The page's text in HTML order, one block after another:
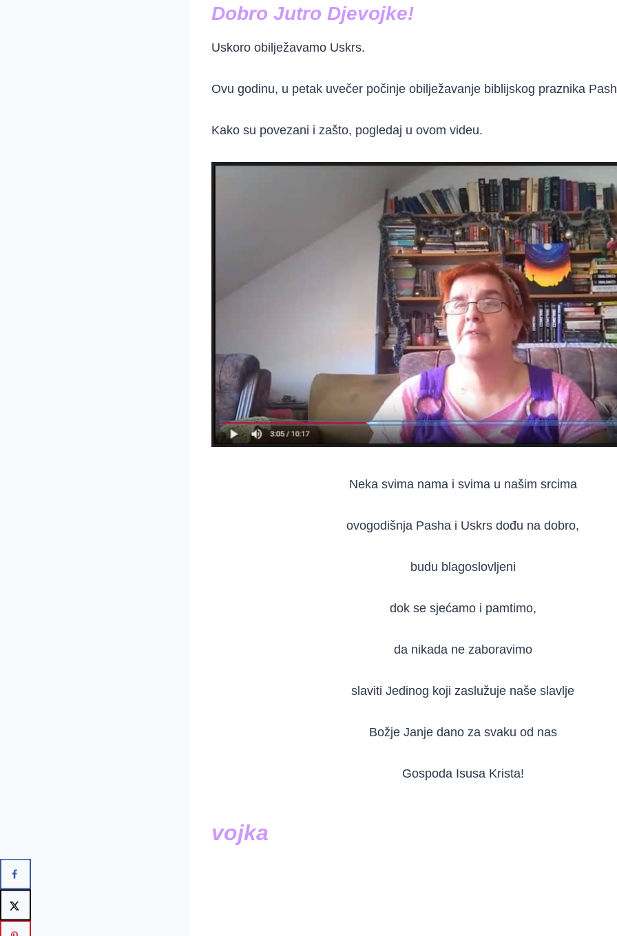
Dobro Jutro Djevojke!
Uskoro obilježavamo Uskrs.
Ovu godinu, u petak uvečer počinje obilježavanje biblijskog praznika
Kako su povezani i zašto, pogledaj u ovom videu.
Neka svima nama i svima u našim srcima
ovogodišnja Pasha i Uskrs dođu na dobro,
budu blagoslovljeni
dok se sjećamo i pamtimo,
da nikada ne zaboravimo
slaviti Jedinog koji zaslužuje naše slavlje
Božje Janje dano za svaku od nas
Gospoda Isusa Krista!
vojka